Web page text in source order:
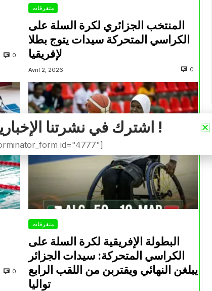
0
متفرقات
المنتخب الجزائري لكرة السلة على
الكراسي المتحركة سيدات يتوج بطلا
لإفريقيا
Avril 2, 2026 0
0
متفرقات
البطولة الإفريقية لكرة السلة على
الكراسي المتحركة: سيدات الجزائر
يبلغن النهائي ويقتربن من اللقب الرابع
تواليا
اشترك في نشرتنا الإخبارية !
id="4777"]